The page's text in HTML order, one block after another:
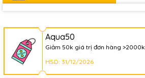
Aqua50
Giảm 50k giá trị đơn hàng >2000k
HSD: 31/12/2026